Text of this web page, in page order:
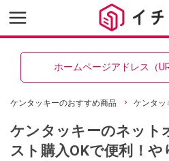
ホームページアドレス（
ケンタッキーのおすすめ商品 ケンタッ
ケンタッキーのネット
スト購入OKで便利！